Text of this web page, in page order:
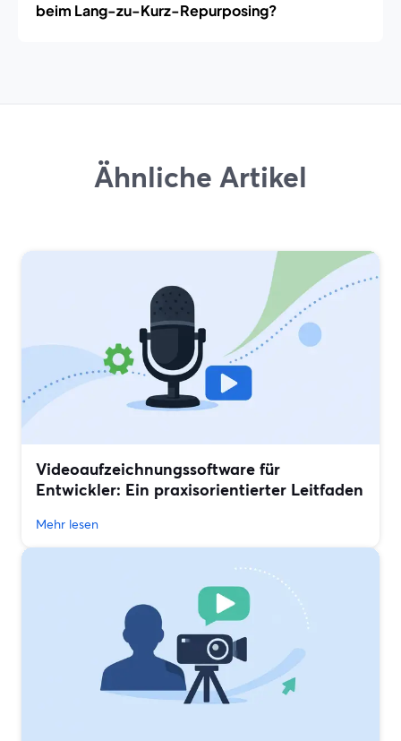
beim Lang-zu-Kurz-Repurposing?
Ähnliche Artikel
Videoaufzeichnungssoftware für
Entwickler: Ein praxisorientierter Leitfaden
Mehr lesen